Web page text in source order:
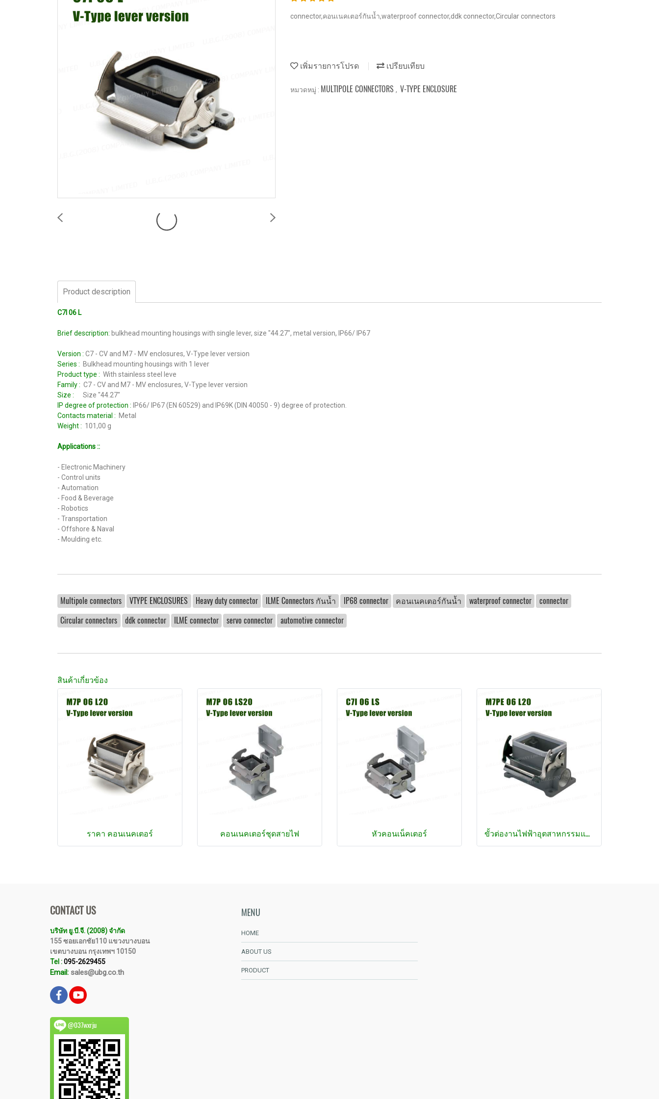
connector,คอนเนคเตอร์กันน้ำ,waterproof connector,ddk connector,Circular connectors
เพิ่มรายการโปรด เปรียบเทียบ
หมวดหมู่ : MULTIPOLE CONNECTORS , V-TYPE ENCLOSURE
Product description
C7I 06 L
Brief description: bulkhead mounting housings with single lever, size "44.27", metal version, IP66/ IP67
Version : C7 - CV and M7 - MV enclosures, V-Type lever version
Series : Bulkhead mounting housings with 1 lever
Product type : With stainless steel leve
Family : C7 - CV and M7 - MV enclosures, V-Type lever version
Size :
Size "44.27"
IP degree of protection : IP66/ IP67 (EN 60529) and IP69K (DIN 40050 - 9) degree of protection.
Contacts material : Metal
Weight : 101,00 g
Applications ::
- Electronic Machinery
- Control units
- Automation
- Food & Beverage
- Robotics
- Transportation
- Offshore & Naval
- Moulding etc.
Multipole connectors VTYPE ENCLOSURES Heavy duty connector ILME Connectors กันน้ำ IP68 connector คอนเนคเตอร์กันน้ำ waterproof connector
connector
Circular connectors
ddk connector ILME connector servo connector automotive connector
สินค้าเกี่ยวข้อง
ราคา คอนเนคเตอร์ คอนเนคเตอร์ชุดสายไฟ หัวคอนเน็คเตอร์ ขั้วต่องานไฟฟ้าอุตสาหกรรมแบบกลม
CONTACT US
บริษัท ยู.บี.จี. (2008) จำกัด
155 ซอยเอกชัย110 แขวงบางบอน
เขตบางบอน กรุงเทพฯ 10150
Tel :095-2629455
Email: sales@ubg.co.th
@037wxrju
MENU
HOME
ABOUT US
PRODUCT